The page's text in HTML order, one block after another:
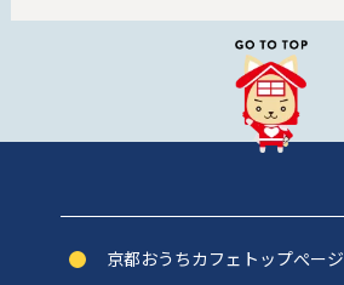
京都おうちカフェトップぺージ